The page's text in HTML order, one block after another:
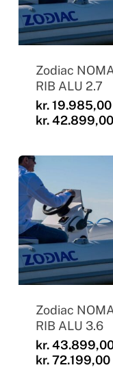
Zodiac
RIB ALU 2.7
kr.19.985,00
kr.42.899,00
Zodiac
RIB ALU 3.6
kr.
kr.72.199,00